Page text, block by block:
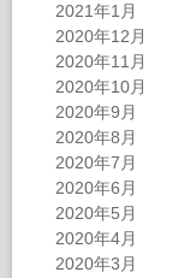
2021年1月
2020年12月
2020年11月
2020年10月
2020年9月
2020年8月
2020年7月
2020年6月
2020年5月
2020年4月
2020年3月